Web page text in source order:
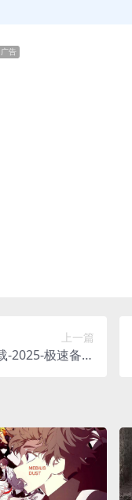
广告
上一篇
-2025-极速备份